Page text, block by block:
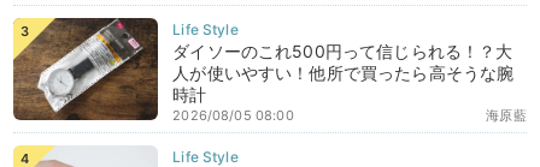
ダイソーのこれ500円って信じられる！？大
人が使いやすい！他所で買ったら高そうな腕
時計
海原藍
2026/08/05 08:00